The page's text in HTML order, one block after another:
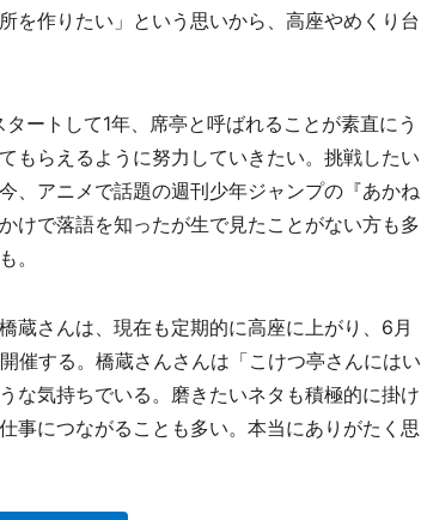
を作りたい」という思いから、高座やめくり台
ートして1年、席亭と呼ばれることが素直にう
もらえるように努力していきたい。挑戦したい
、アニメで話題の週刊少年ジャンプの『あかね
けで落語を知ったが生で見たことがない方も多
。
さんは、現在も定期的に高座に上がり、6月
催する。橋蔵さんさんは「こけつ亭さんにはい
な気持ちでいる。磨きたいネタも積極的に掛け
事につながることも多い。本当にありがたく思